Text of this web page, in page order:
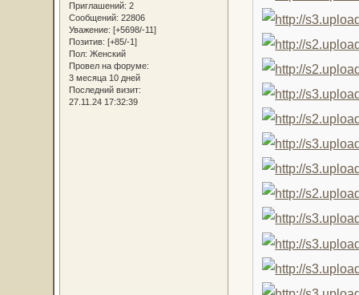
Приглашений: 2
Сообщений: 22806
Уважение: [+5698/-11]
Позитив: [+85/-1]
Пол: Женский
Провел на форуме:
3 месяца 10 дней
Последний визит:
27.11.24 17:32:39